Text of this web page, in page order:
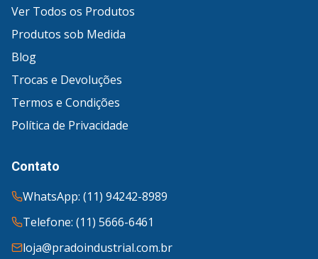
Ver Todos os Produtos
Produtos sob Medida
Blog
Trocas e Devoluções
Termos e Condições
Política de Privacidade
Contato
WhatsApp: (11) 94242-8989
Telefone: (11) 5666-6461
loja@pradoindustrial.com.br